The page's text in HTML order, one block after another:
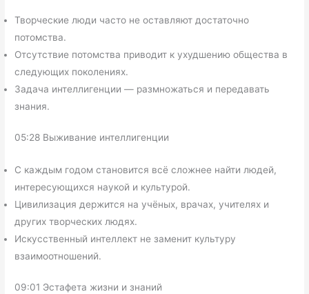
Творческие люди часто не оставляют достаточно
потомства.
Отсутствие потомства приводит к ухудшению общества в
следующих поколениях.
Задача интеллигенции — размножаться и передавать
знания.
05:28 Выживание интеллигенции
С каждым годом становится всё сложнее найти людей,
интересующихся наукой и культурой.
Цивилизация держится на учёных, врачах, учителях и
других творческих людях.
Искусственный интеллект не заменит культуру
взаимоотношений.
09:01 Эстафета жизни и знаний